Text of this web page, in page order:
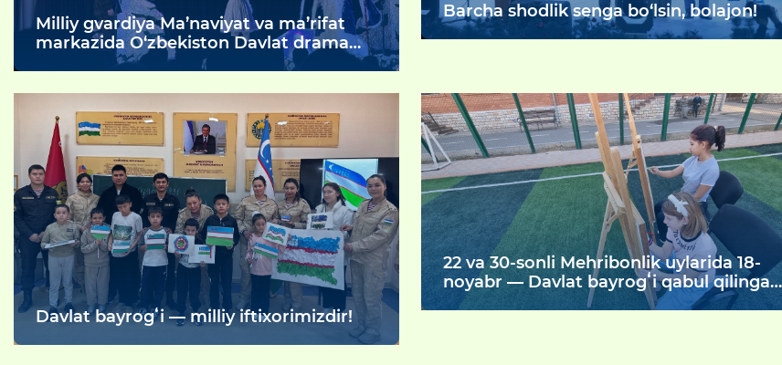
Milliy gvardiya Ma’naviyat va ma’rifat
markazida O‘zbekiston Davlat drama
teatri ijodkorlari tomonidan “Qorqizning
Barcha shodlik senga bo‘lsin, bolajon!
Davlat bayrogʻi — milliy iftixorimizdir!
22 va 30-sonli Mehribonlik uylarida 18-
noyabr — Davlat bayrogʻi qabul qilingan
kun munosabati bilan bir qator maʼnaviy